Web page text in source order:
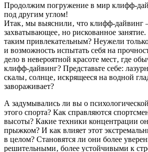
Продолжим погружение в мир клифф-
под другим углом!
Итак‚ мы выяснили‚ что клифф-дайвинг
захватывающее‚ но рискованное
таким привлекательным? Неужели
и возможность испытать себя на
дело в невероятной красоте мест‚ где
клифф-дайвинг? Представьте себе:
скалы‚ солнце‚ искрящееся на водной
завораживает?
А задумывались ли вы о
этого спорта? Как справляются
высоты? Какие техники концентрации
прыжком? И как влияет этот
в целом? Становятся ли они более
решительными‚ более устойчивыми к